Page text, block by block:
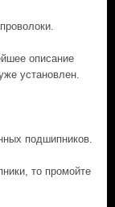
описание
установлен.
подшипников.
то промойте